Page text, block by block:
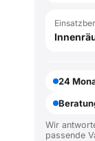
24
Wir
passende